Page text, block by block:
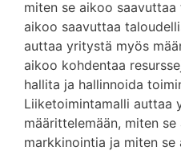
miten se aikoo
aikoo saavuttaa
auttaa yritystä myös
aikoo kohdentaa
hallita ja hallinnoida
Liiketoimintamalli auttaa
määrittelemään, miten
markkinointia ja miten